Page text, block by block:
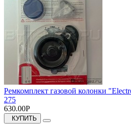
Ремкомплект газовой колонки
275
630.00Р
КУПИТЬ